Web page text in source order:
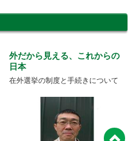
外だから見える、これからの
日本
在外選挙の制度と手続きについて